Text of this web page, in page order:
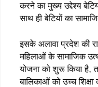
करने का मुख्य उद्देश्य
साथ ही बेटियों का
इसके अलावा प्रदेश की
महिलाओं के सामाजिक
योजना को शुरू किया है,
बालिकाओं को उच्च